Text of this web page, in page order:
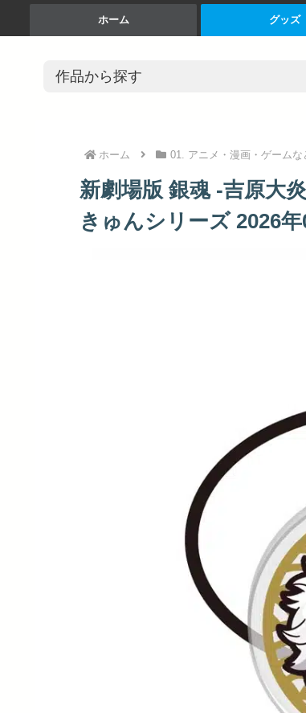
ホーム グッズ
ホーム 01. アニメ・漫画・ゲームな
新劇場版 銀魂 -吉原大
きゅんシリーズ 2026